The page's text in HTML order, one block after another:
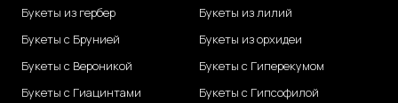
Букеты из гербер
Букеты с Брунией
Букеты с Вероникой
Букеты с Гиацинтами
Букеты из лилий
Букеты из орхидеи
Букеты с Гиперекумом
Букеты с Гипсофилой